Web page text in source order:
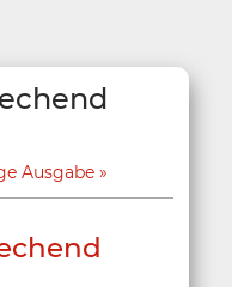
Ausgabe